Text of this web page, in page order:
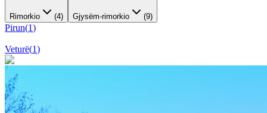
Rimorkio (4) Gjysëm-rimorkio (9)
Pirun(1)
Veturë(1)